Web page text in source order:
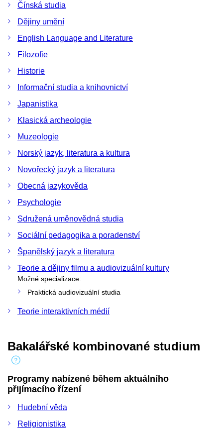
Čínská studia
Dějiny umění
English Language and Literature
Filozofie
Historie
Informační studia a knihovnictví
Japanistika
Klasická archeologie
Muzeologie
Norský jazyk, literatura a kultura
Novořecký jazyk a literatura
Obecná jazykověda
Psychologie
Sdružená uměnovědná studia
Sociální pedagogika a poradenství
Španělský jazyk a literatura
Teorie a dějiny filmu a audiovizuální kultury
Možné specializace:
Praktická audiovizuální studia
Teorie interaktivních médií
Bakalářské kombinované studium
Programy nabízené během aktuálního
přijímacího řízení
Hudební věda
Religionistika